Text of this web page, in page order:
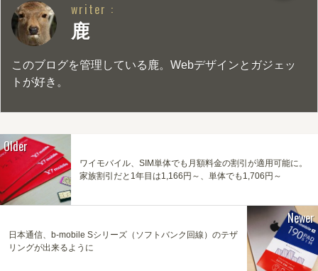
writer :
鹿
このブログを管理している鹿。Webデザインとガジェッ
トが好き。
Older
ワイモバイル、SIM単体でも月額料金の割引が適用可能に。
家族割引だと1年目は1,166円～、単体でも1,706円～
日本通信、b-mobile Sシリーズ（ソフトバンク回線）のテザ
リングが出来るように
Newer